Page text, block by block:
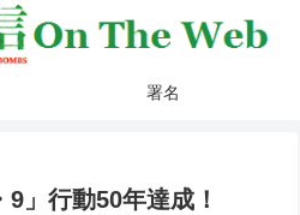
署名
9」行動50年達成！